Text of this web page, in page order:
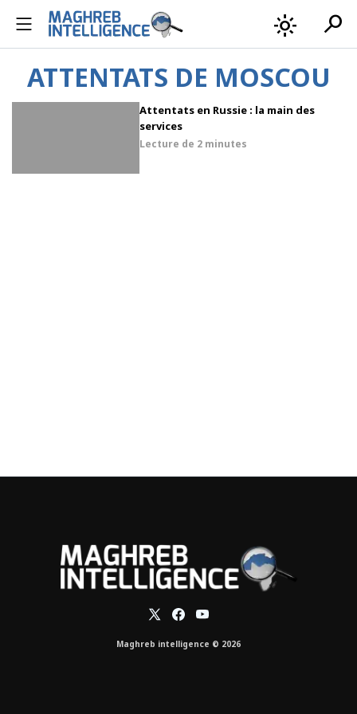
light_mode search
ATTENTATS DE MOSCOU
Attentats en Russie : la main des
services
Lecture de 2 minutes
Maghreb intelligence © 2026